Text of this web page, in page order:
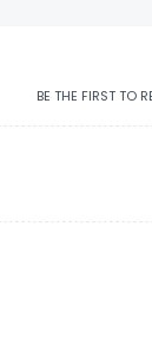
BE THE FIRST TO